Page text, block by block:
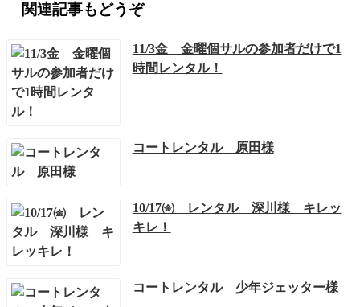
関連記事もどうぞ
11/3金 金曜個サルの参加者だけで1
時間レンタル！
コートレンタル 原田様
10/17㈮ レンタル 深川様 キレッ
キレ！
コートレンタル 少年ジェッター様